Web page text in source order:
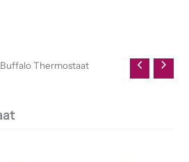
Thermostaat